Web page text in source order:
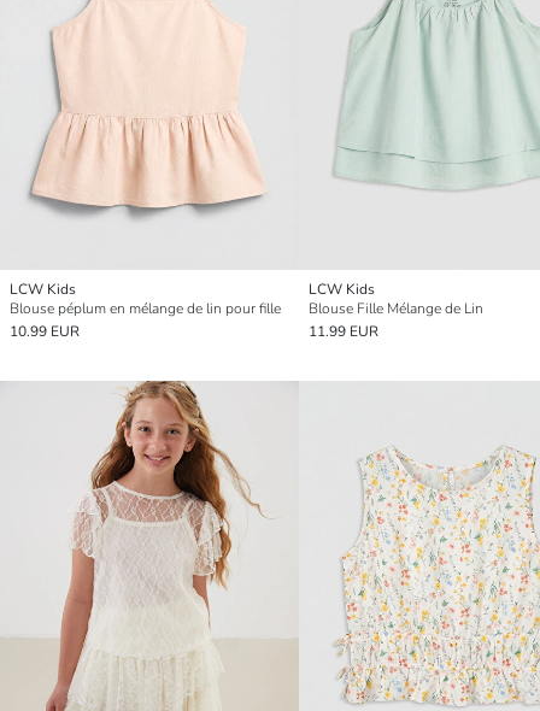
LCW Kids
Blouse péplum en mélange de lin pour fille
10.99 EUR
LCW Kids
Blouse Fille Mélange de Lin
11.99 EUR